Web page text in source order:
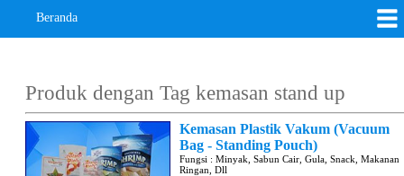
Beranda
Produk dengan Tagkemasan stand up
Kemasan Plastik Vakum (Vacuum
Bag - Standing Pouch)
Fungsi : Minyak, Sabun Cair, Gula, Snack, Makanan
Ringan, Dll